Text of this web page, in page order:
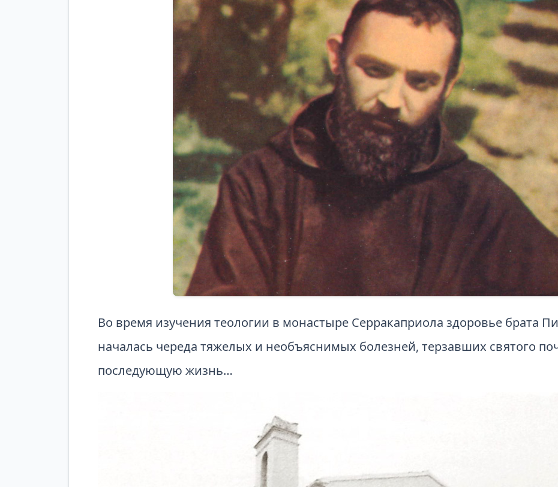
Во время изучения теологии в монастыре Серракаприола здоровье брата
началась череда тяжелых и необъяснимых болезней, терзавших святого
последующую жизнь…